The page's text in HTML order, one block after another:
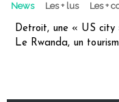
News Les + lus Les +
Detroit, une « US city
Le Rwanda, un